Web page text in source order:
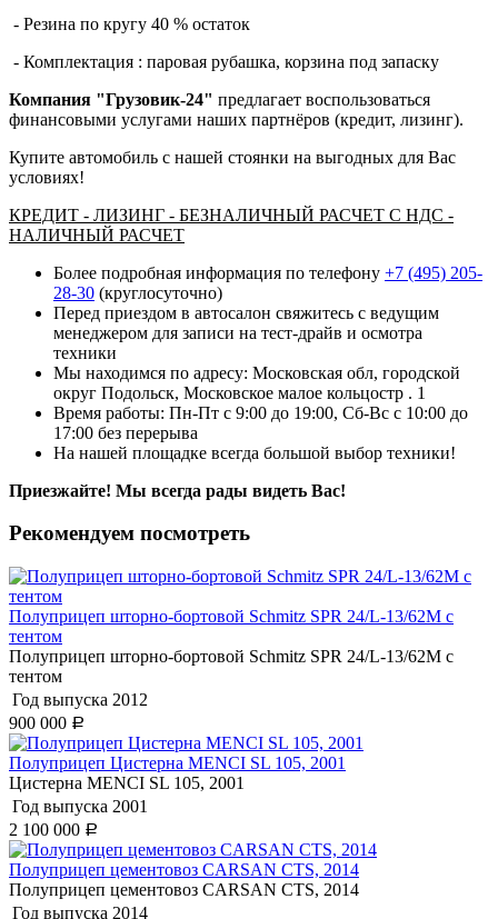
- Резина по кругу 40 % остаток
- Комплектация : паровая рубашка, корзина под запаску
Компания "Грузовик-24" предлагает воспользоваться
финансовыми услугами наших партнёров (кредит, лизинг).
Купите автомобиль с нашей стоянки на выгодных для Вас
условиях!
КРЕДИТ - ЛИЗИНГ - БЕЗНАЛИЧНЫЙ РАСЧЕТ С НДС -
НАЛИЧНЫЙ РАСЧЕТ
Более подробная информация по телефону +7 (495) 205-
28-30 (круглосуточно)
Перед приездом в автосалон свяжитесь с ведущим
менеджером для записи на тест-драйв и осмотра
техники
Мы находимся по адресу: Московская обл, городской
округ Подольск, Московское малое кольцостр . 1
Время работы: Пн-Пт с 9:00 до 19:00, Сб-Вс с 10:00 до
17:00 без перерыва
На нашей площадке всегда большой выбор техники!
Приезжайте! Мы всегда рады видеть Вас!
Рекомендуем посмотреть
Полуприцеп шторно-бортовой Schmitz SPR 24/L-13/62M с
тентом
Полуприцеп шторно-бортовой Schmitz SPR 24/L-13/62M с
тентом
Год выпуска 2012
900 000 Р
Полуприцеп Цистерна MENCI SL 105, 2001
Цистерна MENCI SL 105, 2001
Год выпуска 2001
2 100 000 Р
Полуприцеп цементовоз СARSАN CТS, 2014
Полуприцеп цементовоз СARSАN CТS, 2014
Год выпуска 2014